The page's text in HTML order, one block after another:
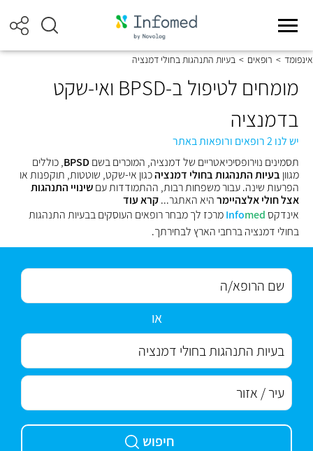
אינפומד > רופאים > בעיות התנהגות בחולי דמנציה
מומחים לטיפול ב-BPSD ואי-שקט
בדמנציה
יש לנו 2 רופאים ורופאות באתר
תסמינים נוירופסיכיאטריים של דמנציה, המוכרים בשםBPSD, כוללים
מגוון בעיות התנהגות בחולי דמנציהכגון אי-שקט, שוטטות, תוקפנות או
הפרעות שינה. עבור משפחות רבות, ההתמודדות עםשינויי התנהגות
אצל חולי אלצהיימרהיא האתגר...קרא עוד
אינדקס
Infomed
מרכז לך מבחר רופאים העוסקים בבעיות התנהגות
בחולי דמנציה ברחבי הארץ לבחירתך.
או
חיפוש